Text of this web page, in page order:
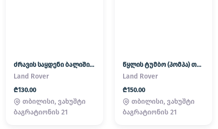
ძრავის საყდენი ბალიში (პადმატორნი) Land Rover / Range Rover
Land Rover
₾130.00
თბილისი, ვახუშტი
ბაგრატიონის 21
წყლის ტუმბო (პომპა) თერმოსტატი Land Rover / Range Rover
Land Rover
₾150.00
თბილისი, ვახუშტი
ბაგრატიონის 21